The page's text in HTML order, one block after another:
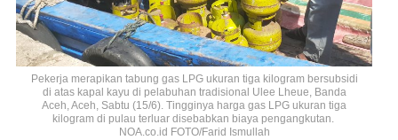
Pekerja merapikan tabung gas LPG ukuran tiga kilogram bersubsidi
di atas kapal kayu di pelabuhan tradisional Ulee Lheue, Banda
Aceh, Aceh, Sabtu (15/6). Tingginya harga gas LPG ukuran tiga
kilogram di pulau terluar disebabkan biaya pengangkutan.
NOA.co.id FOTO/Farid Ismullah